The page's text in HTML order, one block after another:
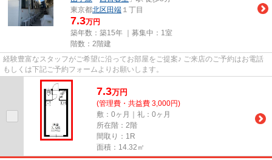
東京都北区 田端 １丁目
7.3万円
築年数：築15年 ｜募集中： 1室
階数：2階建
経験豊富なスタッフがご希望に沿ってお部屋をご提案♪ ご来店のご予約はお電話
もしくは下記ご予約フォームよりお願いします。
7.3万円
(管理費・共益費 3,000円)
敷：0ヶ月｜礼：0ヶ月
所在階：2階
間取り：1R
面積：14.32㎡